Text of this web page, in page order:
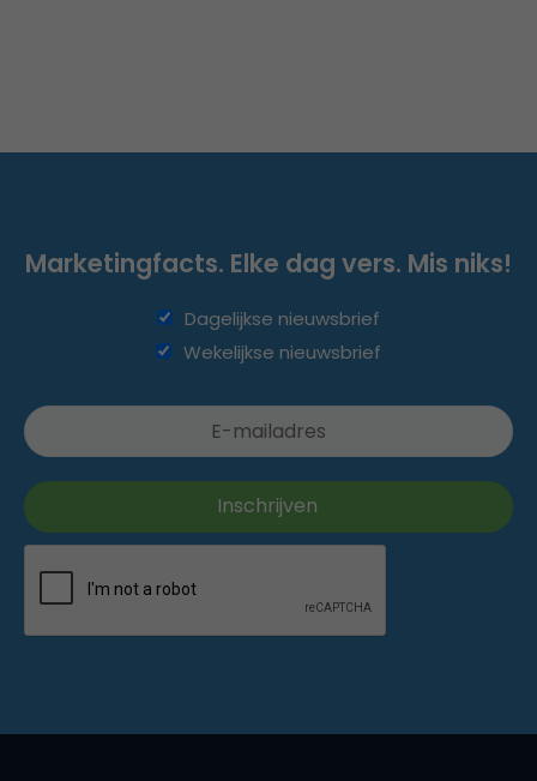
Marketingfacts. Elke dag vers. Mis niks!
Dagelijkse nieuwsbrief
Wekelijkse nieuwsbrief